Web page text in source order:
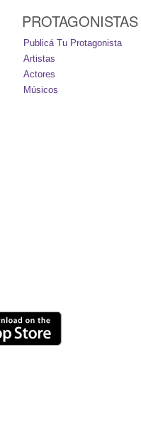
PROTAGONISTAS
Publicá Tu Protagonista
Artistas
Actores
Músicos